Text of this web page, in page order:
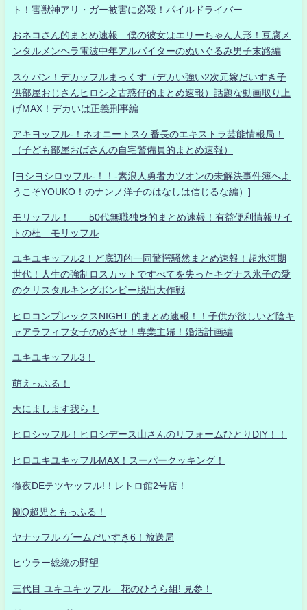
ト！害獣神アリ・ガー被害に必殺！パイルドライバー
おネコさん的まとめ速報 僕の彼女はエリーちゃん人形！豆腐メ
ンタルメンヘラ電波中年アルバイターのぬいぐるみ男子末路編
スケバン！デカッフルまっくす（デカい強い2次元嫁だいすき子
供部屋おじさんヒロシ之古惑仔的まとめ速報）話題な動画取り上
げMAX！デカいは正義刑事編
アキヨッフル-！ネオニートスケ番長のエキストラ芸能情報局！
（子ども部屋おばさんの自宅警備員的まとめ速報）
[ヨシヨシロッフル-！！-素浪人勇者カツオンの未解決事件簿へよ
うこそYOUKO！のナンノ洋子のはなしは信じるな編）]
モリッフル！ 50代無職独身的まとめ速報！有益便利情報サイ
トの杜 モリッフル
ユキユキッフル2！ど底辺的一同驚愕騒然まとめ速報！超氷河期
世代！人生の強制ロスカットですべてを失ったキグナス氷子の愛
のクリスタルキングボンビー脱出大作戦
ヒロコンプレックスNIGHT 的まとめ速報！！子供が欲しいど陰キ
ャアラフィフ女子のめざせ！専業主婦！婚活計画編
ユキユキッフル3！
萌えっふる！
天にまします我ら！
ヒロシッフル！ヒロシデース山さんのリフォームひとりDIY！！
ヒロユキユキッフルMAX！スーパークッキング！
徹夜DEテツヤッフル!！レトロ館2号店！
剛Q超児ともっふる！
ヤナッフル ゲームだいすき6！放送局
ヒウラー総統の野望
三代目 ユキユキッフル 花のひうら組! 見参！